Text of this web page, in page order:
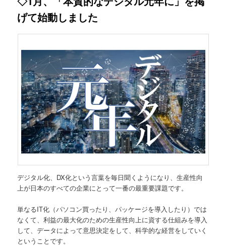
げて始動しました
デジタル化、DX化という言葉を毎日聞くようになり、生産性向
上が日本のすべての企業にとって一番の最重要課題です。
単なるIT化（パソコン買ったり、パッケージを導入したり）では
なくて、利益の最大化のための生産性向上に資する仕組みを導入
して、データによって意思決定をして、科学的な経営をしていく
ということです。